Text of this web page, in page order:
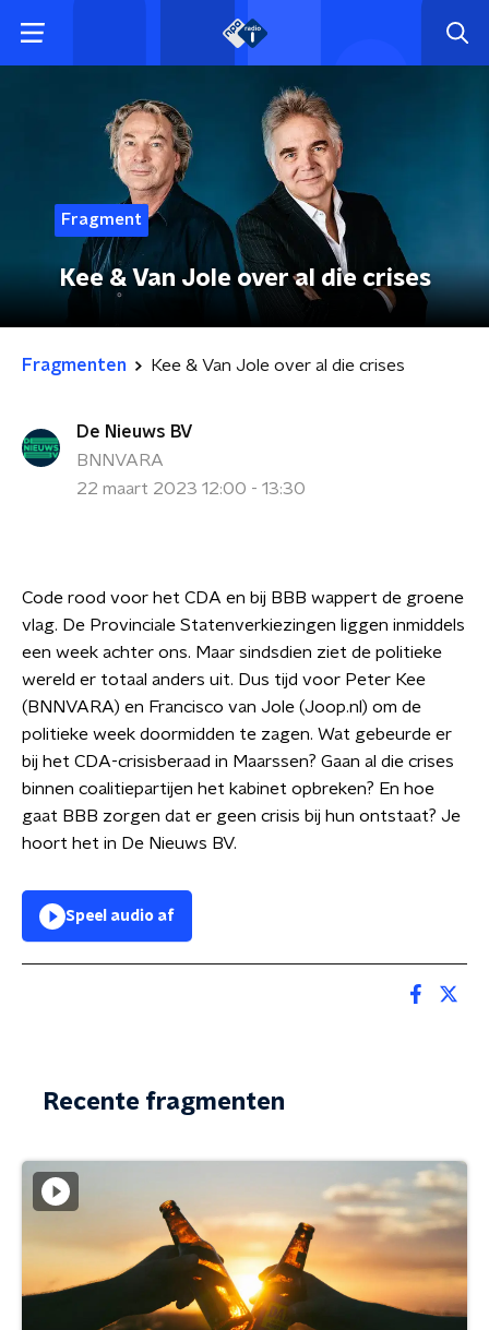
Fragment
Kee & Van Jole over al die crises
Fragmenten Kee & Van Jole over al die crises
De Nieuws BV
BNNVARA
22 maart 2023 12:00 - 13:30
Code rood voor het CDA en bij BBB wappert de groene
vlag. De Provinciale Statenverkiezingen liggen inmiddels
een week achter ons. Maar sindsdien ziet de politieke
wereld er totaal anders uit. Dus tijd voor Peter Kee
(BNNVARA) en Francisco van Jole (Joop.nl) om de
politieke week doormidden te zagen. Wat gebeurde er
bij het CDA-crisisberaad in Maarssen? Gaan al die crises
binnen coalitiepartijen het kabinet opbreken? En hoe
gaat BBB zorgen dat er geen crisis bij hun ontstaat? Je
hoort het in De Nieuws BV.
Speel audio af
Recente fragmenten